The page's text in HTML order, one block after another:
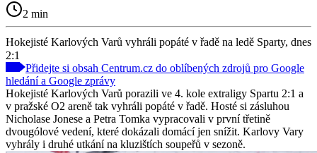
2 min
Hokejisté Karlových Varů vyhráli popáté v řadě na ledě Sparty, dnes
2:1
Přidejte si obsah Centrum.cz do oblíbených zdrojů pro Google
hledání a Google zprávy
Hokejisté Karlových Varů porazili ve 4. kole extraligy Spartu 2:1 a
v pražské O2 areně tak vyhráli popáté v řadě. Hosté si zásluhou
Nicholase Jonese a Petra Tomka vypracovali v první třetině
dvougólové vedení, které dokázali domácí jen snížit. Karlovy Vary
vyhrály i druhé utkání na kluzištích soupeřů v sezoně.